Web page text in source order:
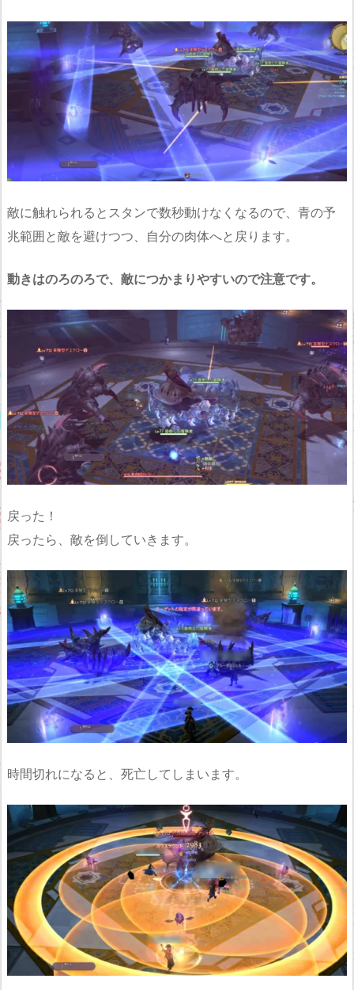
敵に触れられるとスタンで数秒動けなくなるので、青の予
兆範囲と敵を避けつつ、自分の肉体へと戻ります。
動きはのろのろで、敵につかまりやすいので注意です。
戻った！
戻ったら、敵を倒していきます。
時間切れになると、死亡してしまいます。